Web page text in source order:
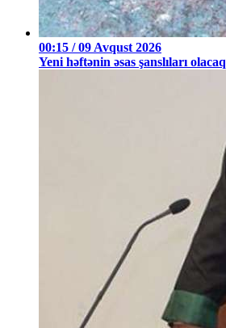
00:15 / 09 Avqust 2026
Yeni həftənin əsas şanslıları olacaq